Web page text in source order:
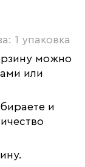
1 упаковка
можно
или
и